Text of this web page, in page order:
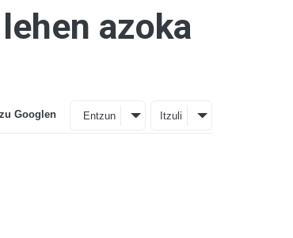
azoka
Googlen Entzun Itzuli